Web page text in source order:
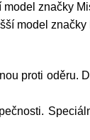
značky
model
proti oděru.